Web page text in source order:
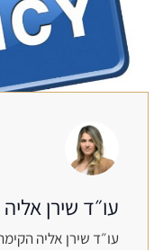
עו״ד שירן אליה
עו״ד שירן אליה